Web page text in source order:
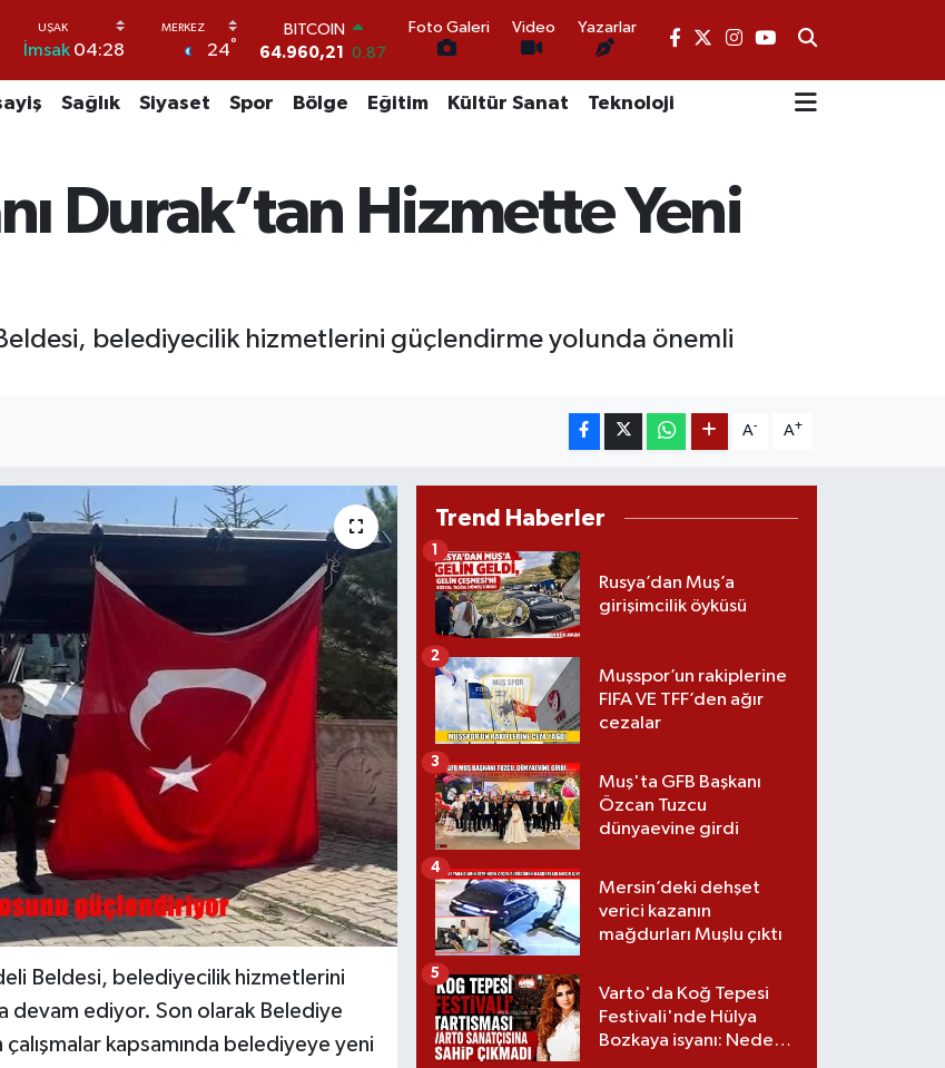
İmsak 04:28 24°
DOLAR
EURO
GRAM ALTIN
6648.99
Foto Galeri Video Yazarlar
Sağlık Siyaset Spor Bölge Eğitim Kültür Sanat Teknoloji
Durak’tan Hizmette Yeni
Beldesi, belediyecilik hizmetlerini güçlendirme yolunda önemli
A- A+
Beldesi, belediyecilik hizmetlerini
devam ediyor. Son olarak Belediye
çalışmalar kapsamında belediyeye yeni
Trend Haberler
Rusya’dan Muş’a
girişimcilik öyküsü
1
Muşspor’un rakiplerine
FIFA VE TFF’den ağır
cezalar
2
Muş'ta GFB Başkanı
Özcan Tuzcu
dünyaevine girdi
3
Mersin’deki dehşet
verici kazanın
mağdurları Muşlu çıktı
4
Varto'da Koğ Tepesi
Festivali'nde Hülya
Bozkaya isyanı: Neden
5